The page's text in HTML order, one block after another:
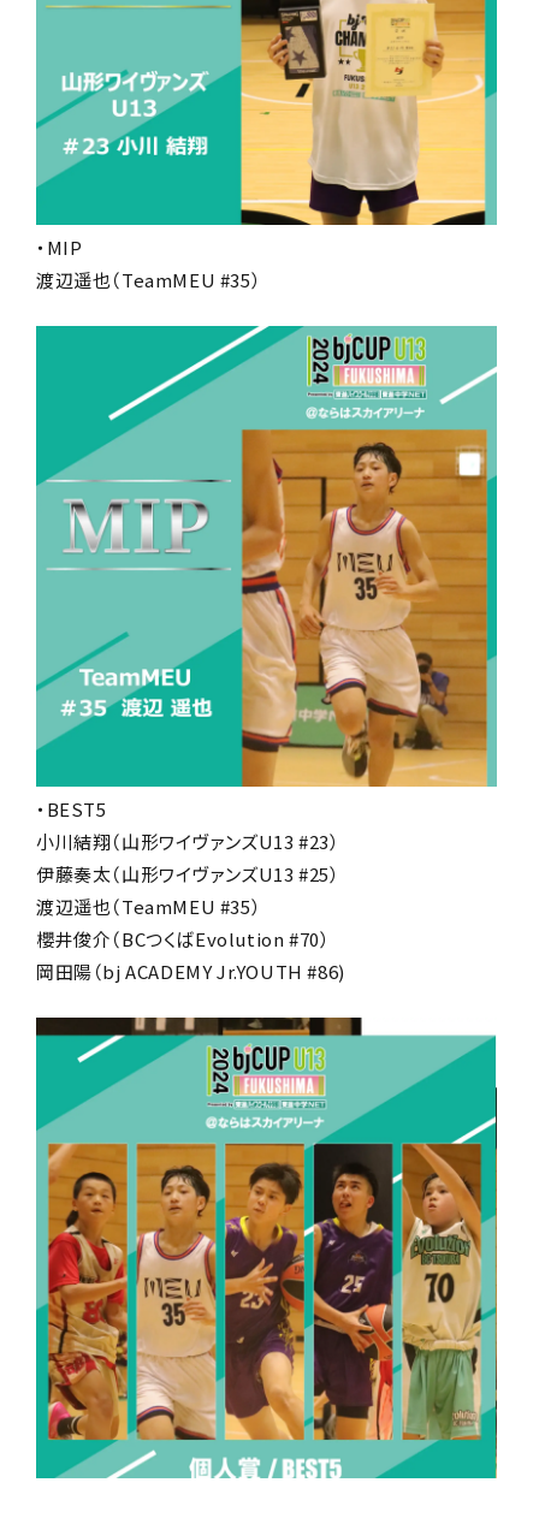
・MIP
渡辺遥也（TeamMEU #35）
・BEST5
小川結翔（山形ワイヴァンズU13 #23）
伊藤奏太（山形ワイヴァンズU13 #25）
渡辺遥也（TeamMEU #35）
櫻井俊介（BCつくばEvolution #70）
岡田陽（bj ACADEMY Jr.YOUTH #86)